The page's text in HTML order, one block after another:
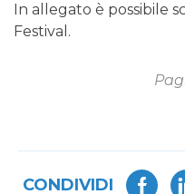
In allegato è possibile
Festival.
CONDIVIDI